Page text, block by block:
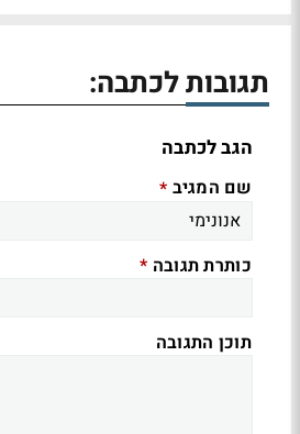
תגובות לכתבה:
הגב לכתבה
שם המגיב *
כותרת תגובה *
תוכן התגובה